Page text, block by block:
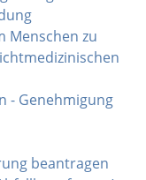
Menschen zu
- Genehmigung
beantragen